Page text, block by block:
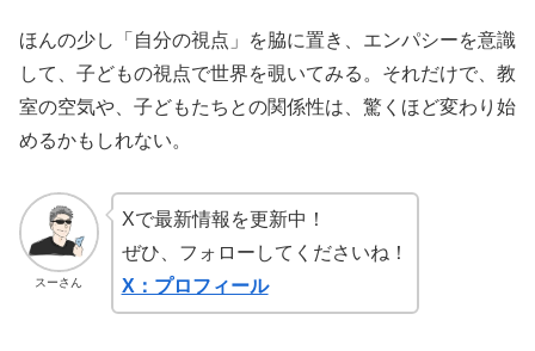
ほんの少し「自分の視点」を脇に置き、エンパシーを意識
して、子どもの視点で世界を覗いてみる。それだけで、教
室の空気や、子どもたちとの関係性は、驚くほど変わり始
めるかもしれない。
スーさん
Xで最新情報を更新中！
ぜひ、フォローしてくださいね！
X：プロフィール